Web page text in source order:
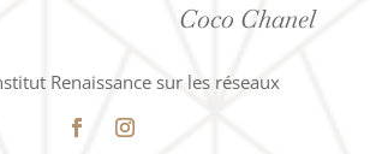
Coco Chanel
Renaissance sur les réseaux